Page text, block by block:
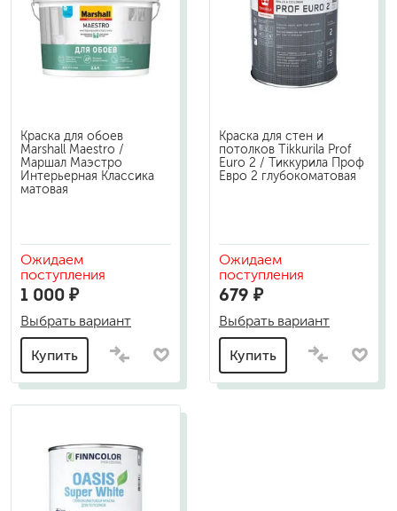
Краска для обоев
Marshall Maestro /
Маршал Маэстро
Интерьерная Классика
матовая
Ожидаем
поступления
1 000 ₽
Выбрать вариант
Купить
Краска для стен и
потолков Tikkurila Prof
Euro 2 / Тиккурила Проф
Евро 2 глубокоматовая
Ожидаем
поступления
679 ₽
Выбрать вариант
Купить